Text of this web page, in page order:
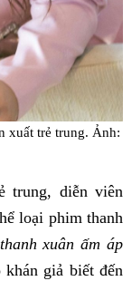
xuất trẻ trung. Ảnh:
trung, diễn viên
loại phim thanh
xuân ấm áp
giả biết đến